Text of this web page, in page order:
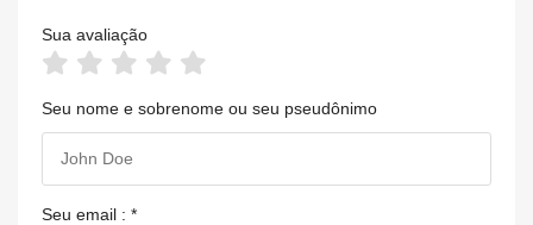
Sua avaliação
Seu nome e sobrenome ou seu pseudônimo
Seu email : *